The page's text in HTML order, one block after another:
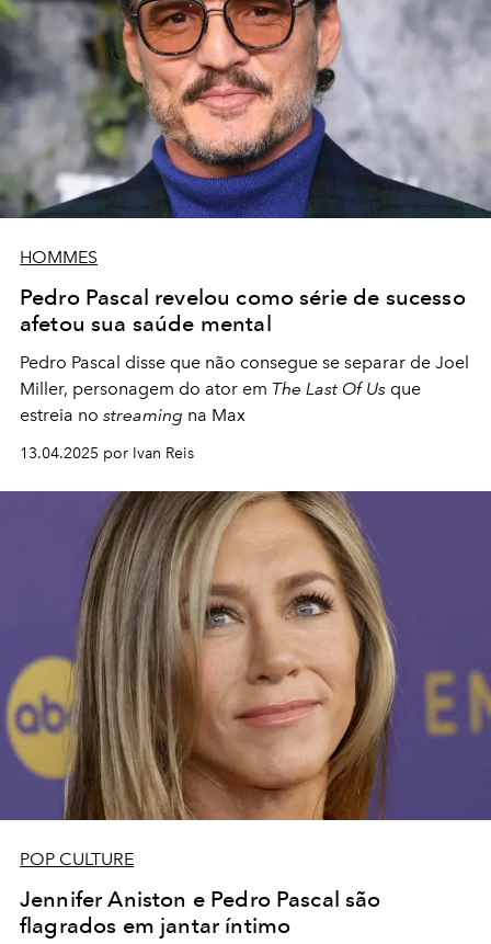
HOMMES
Pedro Pascal revelou como série de sucesso
afetou sua saúde mental
Pedro Pascal disse que não consegue se separar de Joel
Miller, personagem do ator em The Last Of Us que
estreia no streaming na Max
13.04.2025 por Ivan Reis
POP CULTURE
Jennifer Aniston e Pedro Pascal são
flagrados em jantar íntimo